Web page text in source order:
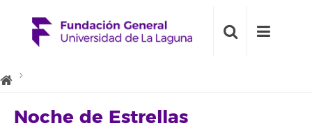
Noche de Estrellas